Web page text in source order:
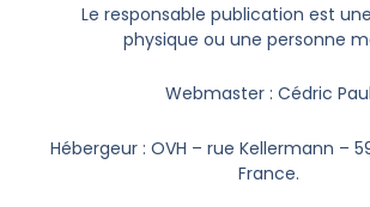
Le responsable publication est
physique ou une personne
Webmaster : Cédric Paul
Hébergeur : OVH – rue Kellermann –
France.